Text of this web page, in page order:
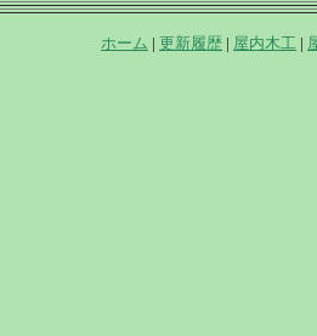
ホーム | 更新履歴 | 屋内木工 |